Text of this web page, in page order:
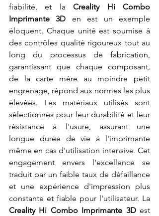
fiabilité, et la Creality Hi Combo
Imprimante 3D en est un exemple
éloquent. Chaque unité est soumise à
des contrôles qualité rigoureux tout au
long du processus de fabrication,
garantissant que chaque composant,
de la carte mère au moindre petit
engrenage, répond aux normes les plus
élevées. Les matériaux utilisés sont
sélectionnés pour leur durabilité et leur
résistance à l'usure, assurant une
longue durée de vie à l'imprimante
même en cas d'utilisation intensive. Cet
engagement envers l'excellence se
traduit par un faible taux de défaillance
et une expérience d'impression plus
Creality Hi Combo Imprimante 3D est